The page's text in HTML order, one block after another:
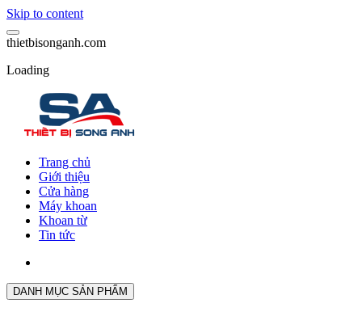
Skip to content
thietbisonganh.com
Loading
Trang chủ
Giới thiệu
Cửa hàng
Máy khoan
Khoan từ
Tin tức
DANH MỤC SẢN PHẨM